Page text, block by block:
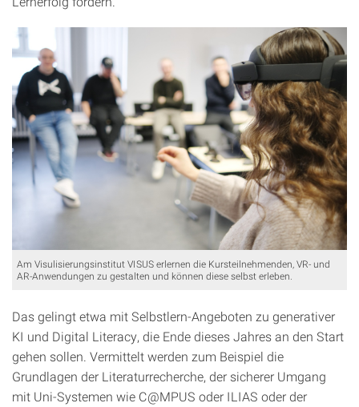
Am Visulisierungsinstitut VISUS erlernen die Kursteilnehmenden, VR- und
AR-Anwendungen zu gestalten und können diese selbst erleben.
Das gelingt etwa mit Selbstlern-Angeboten zu generativer
KI und Digital Literacy, die Ende dieses Jahres an den Start
gehen sollen. Vermittelt werden zum Beispiel die
Grundlagen der Literaturrecherche, der sicherer Umgang
mit Uni-Systemen wie C@MPUS oder ILIAS oder der